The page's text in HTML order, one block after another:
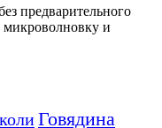
предварительного
микроволновку и
Говядина